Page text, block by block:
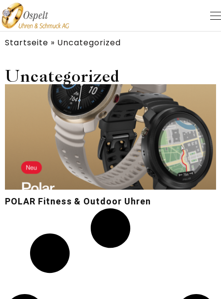
Startseite » Uncategorized
Uncategorized
POLAR Fitness & Outdoor Uhren